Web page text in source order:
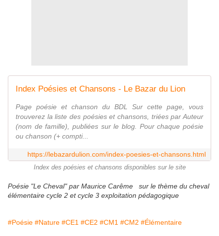
Index Poésies et Chansons - Le Bazar du Lion
Page poésie et chanson du BDL Sur cette page, vous
trouverez la liste des poésies et chansons, triées par Auteur
(nom de famille), publiées sur le blog. Pour chaque poésie
ou chanson (+ compti...
https://lebazardulion.com/index-poesies-et-chansons.html
Index des poésies et chansons disponibles sur le site
Poésie "Le Cheval" par Maurice Carême sur le thème du cheval
élémentaire cycle 2 et cycle 3 exploitation pédagogique
#Poésie #Nature #CE1 #CE2 #CM1 #CM2 #Élémentaire